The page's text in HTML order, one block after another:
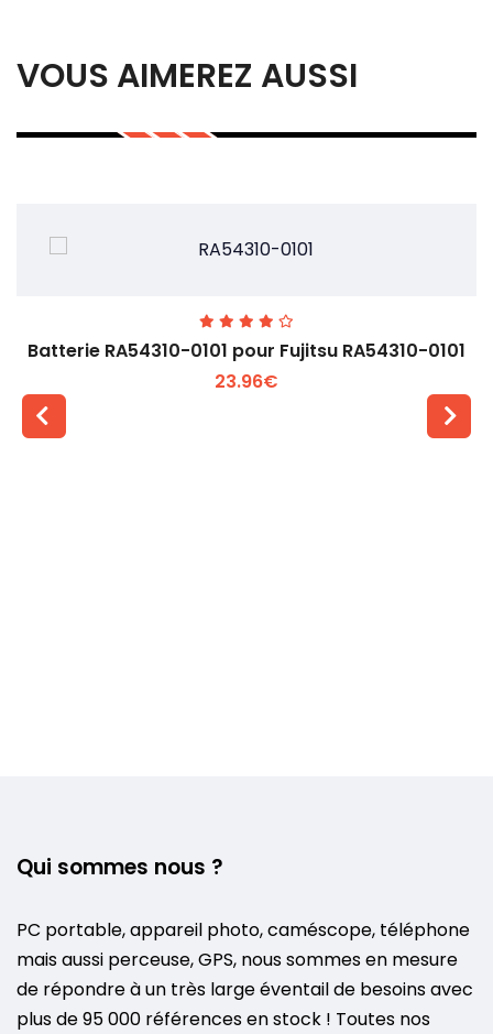
VOUS AIMEREZ AUSSI
Batterie RA54310-0101 pour Fujitsu RA54310-0101
23.96€
Qui sommes nous ?
PC portable, appareil photo, caméscope, téléphone
mais aussi perceuse, GPS, nous sommes en mesure
de répondre à un très large éventail de besoins avec
plus de 95 000 références en stock ! Toutes nos